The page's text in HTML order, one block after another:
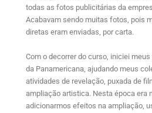
todas as fotos publicitárias da
Acabavam sendo muitas fotos, pois
diretas eram enviadas, por carta.
Com o decorrer do curso, iniciei
da Panamericana, ajudando meus
atividades de revelação, puxada de
ampliação artistica. Nesta época era
adicionarmos efeitos na ampliação,